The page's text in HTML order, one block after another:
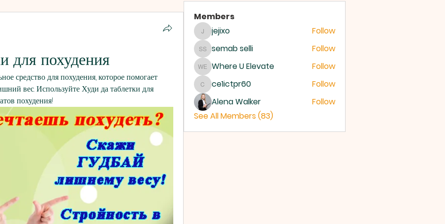
для похудения
средство для похудения, которое помогает
вес. Используйте Худи да таблетки для
похудения!
Members
jejixojejixo Follow
semab selli
semab selli Follow
Where U Elevate
Where U Elevate Follow
ce1ictpr60
ce1ictpr60
Follow
Alena Walker
Follow
See All Members (83)